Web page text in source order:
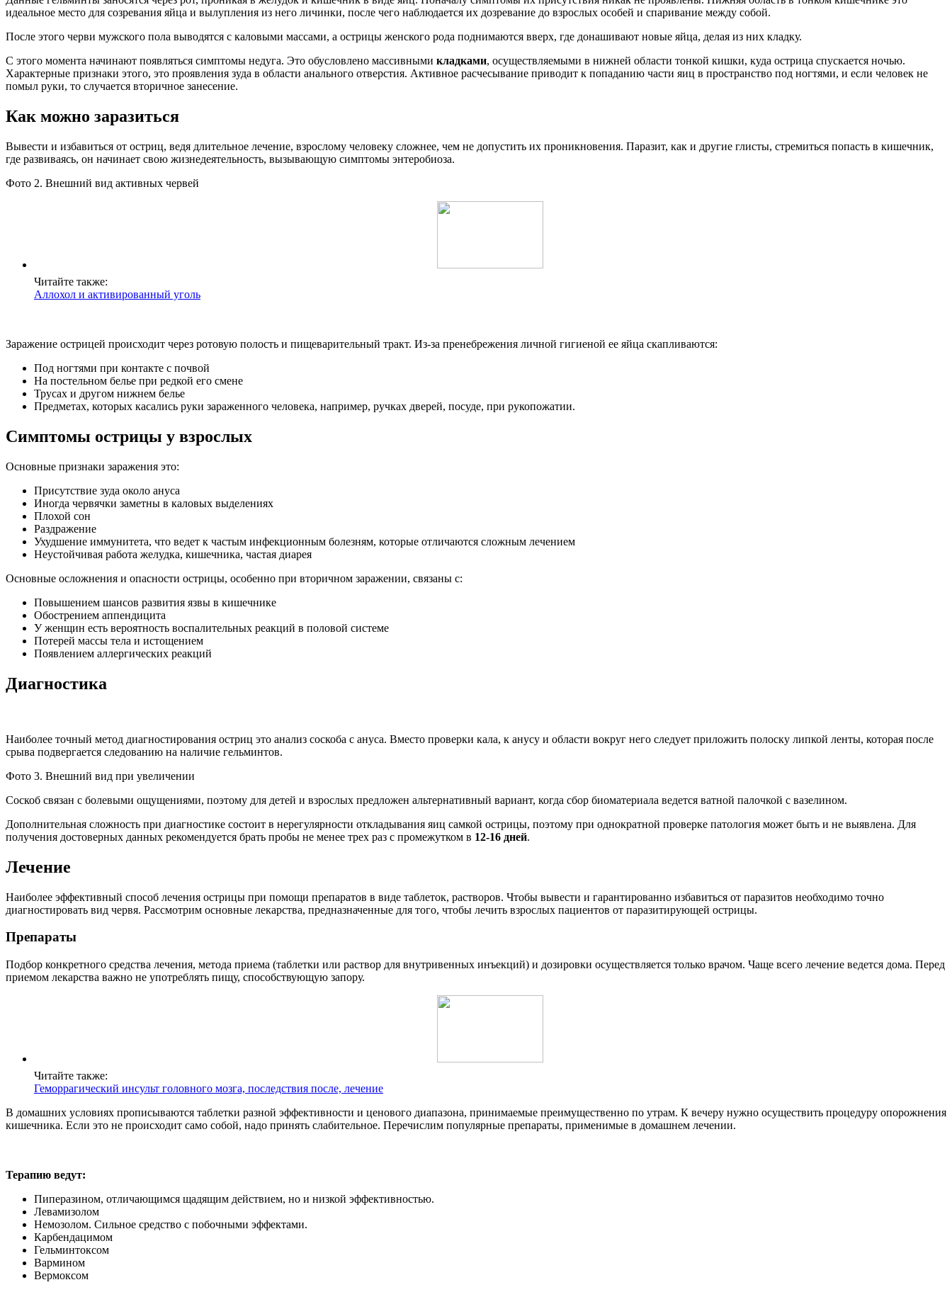
идеальное место для созревания яйца и вылупления из него личинки, после чего наблюдается их дозревание до взрослых особей и спаривание между собой.
После этого черви мужского пола выводятся с каловыми массами, а острицы женского рода поднимаются вверх, где донашивают новые яйца, делая из них кладку.
С этого момента начинают появляться симптомы недуга. Это обусловлено массивными кладками, осуществляемыми в нижней области тонкой кишки, куда острица спускается ночью.
Характерные признаки этого, это проявления зуда в области анального отверстия. Активное расчесывание приводит к попаданию части яиц в пространство под ногтями, и если человек не
помыл руки, то случается вторичное занесение.
Как можно заразиться
Вывести и избавиться от остриц, ведя длительное лечение, взрослому человеку сложнее, чем не допустить их проникновения. Паразит, как и другие глисты, стремиться попасть в кишечник,
где развиваясь, он начинает свою жизнедеятельность, вызывающую симптомы энтеробиоза.
Фото 2. Внешний вид активных червей
Читайте также:
Аллохол и активированный уголь
Заражение острицей происходит через ротовую полость и пищеварительный тракт. Из-за пренебрежения личной гигиеной ее яйца скапливаются:
Под ногтями при контакте с почвой
На постельном белье при редкой его смене
Трусах и другом нижнем белье
Предметах, которых касались руки зараженного человека, например, ручках дверей, посуде, при рукопожатии.
Симптомы острицы у взрослых
Основные признаки заражения это:
Присутствие зуда около ануса
Иногда червячки заметны в каловых выделениях
Плохой сон
Раздражение
Ухудшение иммунитета, что ведет к частым инфекционным болезням, которые отличаются сложным лечением
Неустойчивая работа желудка, кишечника, частая диарея
Основные осложнения и опасности острицы, особенно при вторичном заражении, связаны с:
Повышением шансов развития язвы в кишечнике
Обострением аппендицита
У женщин есть вероятность воспалительных реакций в половой системе
Потерей массы тела и истощением
Появлением аллергических реакций
Диагностика
Наиболее точный метод диагностирования остриц это анализ соскоба с ануса. Вместо проверки кала, к анусу и области вокруг него следует приложить полоску липкой ленты, которая после
срыва подвергается следованию на наличие гельминтов.
Фото 3. Внешний вид при увеличении
Соскоб связан с болевыми ощущениями, поэтому для детей и взрослых предложен альтернативный вариант, когда сбор биоматериала ведется ватной палочкой с вазелином.
Дополнительная сложность при диагностике состоит в нерегулярности откладывания яиц самкой острицы, поэтому при однократной проверке патология может быть и не выявлена. Для
получения достоверных данных рекомендуется брать пробы не менее трех раз с промежутком в 12-16 дней.
Лечение
Наиболее эффективный способ лечения острицы при помощи препаратов в виде таблеток, растворов. Чтобы вывести и гарантированно избавиться от паразитов необходимо точно
диагностировать вид червя. Рассмотрим основные лекарства, предназначенные для того, чтобы лечить взрослых пациентов от паразитирующей острицы.
Препараты
Подбор конкретного средства лечения, метода приема (таблетки или раствор для внутривенных инъекций) и дозировки осуществляется только врачом. Чаще всего лечение ведется дома. Перед
приемом лекарства важно не употреблять пищу, способствующую запору.
Читайте также:
Геморрагический инсульт головного мозга, последствия после, лечение
В домашних условиях прописываются таблетки разной эффективности и ценового диапазона, принимаемые преимущественно по утрам. К вечеру нужно осуществить процедуру опорожнения
кишечника. Если это не происходит само собой, надо принять слабительное. Перечислим популярные препараты, применимые в домашнем лечении.
Терапию ведут:
Пиперазином, отличающимся щадящим действием, но и низкой эффективностью.
Левамизолом
Немозолом. Сильное средство с побочными эффектами.
Карбендацимом
Гельминтоксом
Вармином
Вермоксом